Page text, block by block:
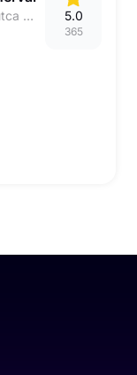
8000 Székesfehérvár Kossuth utca 14. 5.0
365